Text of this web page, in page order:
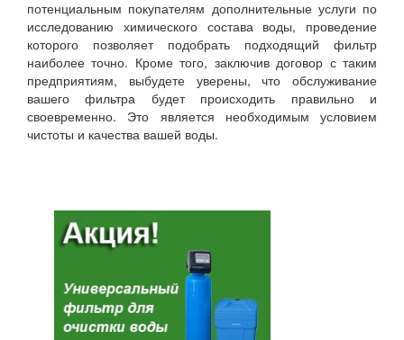
потенциальным покупателям дополнительные услуги по
исследованию химического состава воды, проведение
которого позволяет подобрать подходящий фильтр
наиболее точно. Кроме того, заключив договор с таким
предприятиям, выбудете уверены, что обслуживание
вашего фильтра будет происходить правильно и
своевременно. Это является необходимым условием
чистоты и качества вашей воды.